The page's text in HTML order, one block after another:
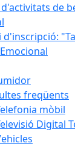
de
d'inscripció:
freqüents
mòbil
Digital